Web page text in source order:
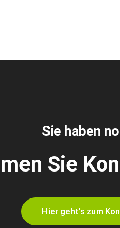
Sie haben
Sie
Hier geht's zum